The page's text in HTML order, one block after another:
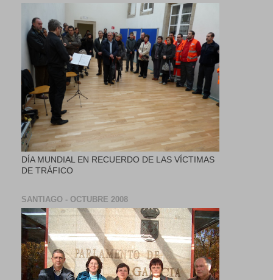
DÍA MUNDIAL EN RECUERDO DE LAS VÍCTIMAS
DE TRÁFICO
SANTIAGO - OCTUBRE 2008